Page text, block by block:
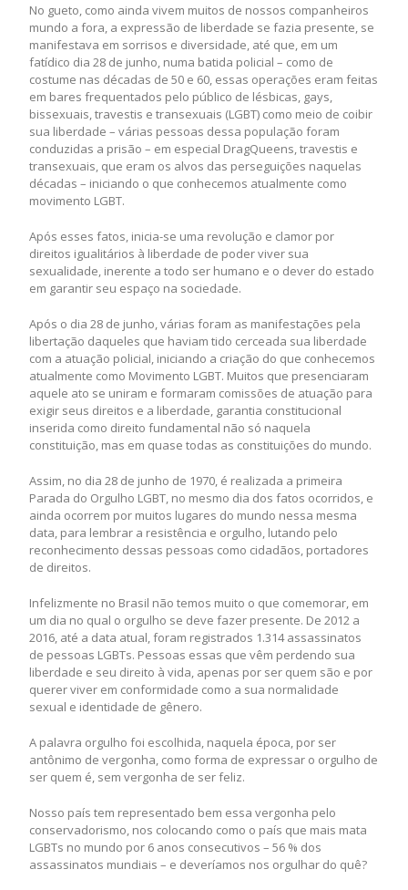
No gueto, como ainda vivem muitos de nossos companheiros
mundo a fora, a expressão de liberdade se fazia presente, se
manifestava em sorrisos e diversidade, até que, em um
fatídico dia 28 de junho, numa batida policial – como de
costume nas décadas de 50 e 60, essas operações eram feitas
em bares frequentados pelo público de lésbicas, gays,
bissexuais, travestis e transexuais (LGBT) como meio de coibir
sua liberdade – várias pessoas dessa população foram
conduzidas a prisão – em especial DragQueens, travestis e
transexuais, que eram os alvos das perseguições naquelas
décadas – iniciando o que conhecemos atualmente como
movimento LGBT.
Após esses fatos, inicia-se uma revolução e clamor por
direitos igualitários à liberdade de poder viver sua
sexualidade, inerente a todo ser humano e o dever do estado
em garantir seu espaço na sociedade.
Após o dia 28 de junho, várias foram as manifestações pela
libertação daqueles que haviam tido cerceada sua liberdade
com a atuação policial, iniciando a criação do que conhecemos
atualmente como Movimento LGBT. Muitos que presenciaram
aquele ato se uniram e formaram comissões de atuação para
exigir seus direitos e a liberdade, garantia constitucional
inserida como direito fundamental não só naquela
constituição, mas em quase todas as constituições do mundo.
Assim, no dia 28 de junho de 1970, é realizada a primeira
Parada do Orgulho LGBT, no mesmo dia dos fatos ocorridos, e
ainda ocorrem por muitos lugares do mundo nessa mesma
data, para lembrar a resistência e orgulho, lutando pelo
reconhecimento dessas pessoas como cidadãos, portadores
de direitos.
Infelizmente no Brasil não temos muito o que comemorar, em
um dia no qual o orgulho se deve fazer presente. De 2012 a
2016, até a data atual, foram registrados 1.314 assassinatos
de pessoas LGBTs. Pessoas essas que vêm perdendo sua
liberdade e seu direito à vida, apenas por ser quem são e por
querer viver em conformidade como a sua normalidade
sexual e identidade de gênero.
A palavra orgulho foi escolhida, naquela época, por ser
antônimo de vergonha, como forma de expressar o orgulho de
ser quem é, sem vergonha de ser feliz.
Nosso país tem representado bem essa vergonha pelo
conservadorismo, nos colocando como o país que mais mata
LGBTs no mundo por 6 anos consecutivos – 56 % dos
assassinatos mundiais – e deveríamos nos orgulhar do quê?